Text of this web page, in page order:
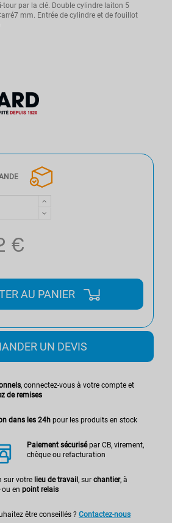
tour par la clé. Double cylindre laiton 5
mm. Entrée de cylindre et de fouillot
€
AU PANIER
UN DEVIS
, connectez-vous à votre compte et
de remises
dans les 24h pour les produits en stock
Paiement sécurisépar CB, virement,
chèque ou refacturation
sur votre lieu de travail , sur chantier, à
ou en point relais
être conseillés ? Contactez-nous